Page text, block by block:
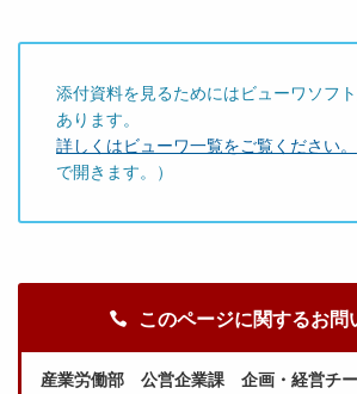
添付資料を見るためにはビューワソフ
あります。
詳しくはビューワ一覧をご覧ください。
で開きます。）
このページに関するお問
産業労働部 公営企業課 企画・経営チ